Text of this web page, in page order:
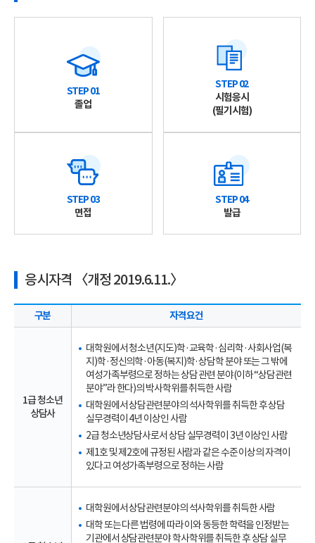
STEP 01
졸업
STEP 02
시험응시
(필기시험)
STEP 03
면접
STEP 04
발급
응시자격 〈개정 2019.6.11.〉
구분 자격요건
1급 청소년
상담사
대학원에서 청소년(지도)학·교육학·심리학·사회사업(복
지)학·정신의학·아동(복지)학·상담학 분야 또는 그 밖에
여성가족부령으로 정하는 상담 관련 분야(이하 “상담관련
분야”라 한다)의 박사학위를 취득한 사람
대학원에서 상담관련분야의 석사학위를 취득한 후 상담
실무경력이 4년 이상인 사람
2급 청소년상담사로서 상담 실무경력이 3년 이상인 사람
제1호 및 제2호에 규정된 사람과 같은 수준 이상의 자격이
있다고 여성가족부령으로 정하는 사람
대학원에서 상담관련분야의 석사학위를 취득한 사람
대학 또는 다른 법령에 따라 이와 동등한 학력을 인정받는
기관에서 상담관련분야 학사학위를 취득한 후 상담 실무